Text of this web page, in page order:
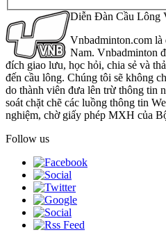
Diễn Đàn Cầu Lông
Vnbadminton.com
Nam. Vnbadminton
đích giao lưu, học hỏi, chia sẻ và
đến cầu lông. Chúng tôi sẽ không
do thành viên đưa lên trừ thông tin
soát chặt chẽ các luồng thông tin
nghiệm, chờ giấy phép MXH của
Follow us